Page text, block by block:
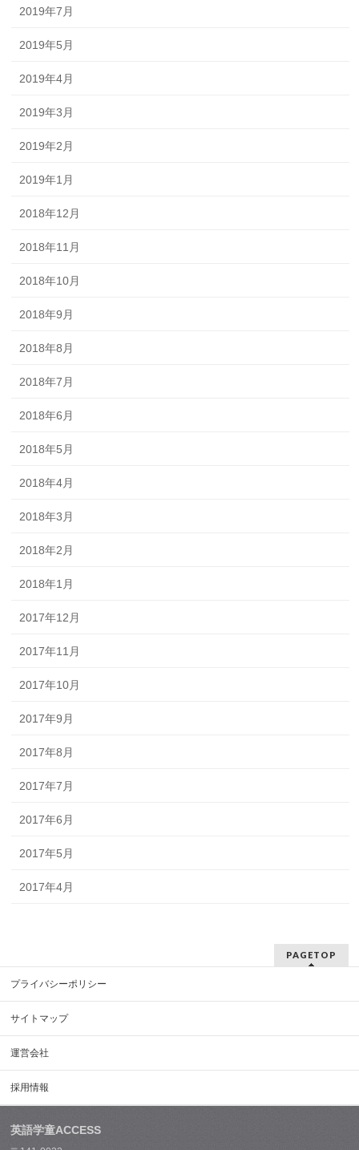
2019年7月
2019年5月
2019年4月
2019年3月
2019年2月
2019年1月
2018年12月
2018年11月
2018年10月
2018年9月
2018年8月
2018年7月
2018年6月
2018年5月
2018年4月
2018年3月
2018年2月
2018年1月
2017年12月
2017年11月
2017年10月
2017年9月
2017年8月
2017年7月
2017年6月
2017年5月
2017年4月
PAGETOP
プライバシーポリシー
サイトマップ
運営会社
採用情報
英語学童ACCESS